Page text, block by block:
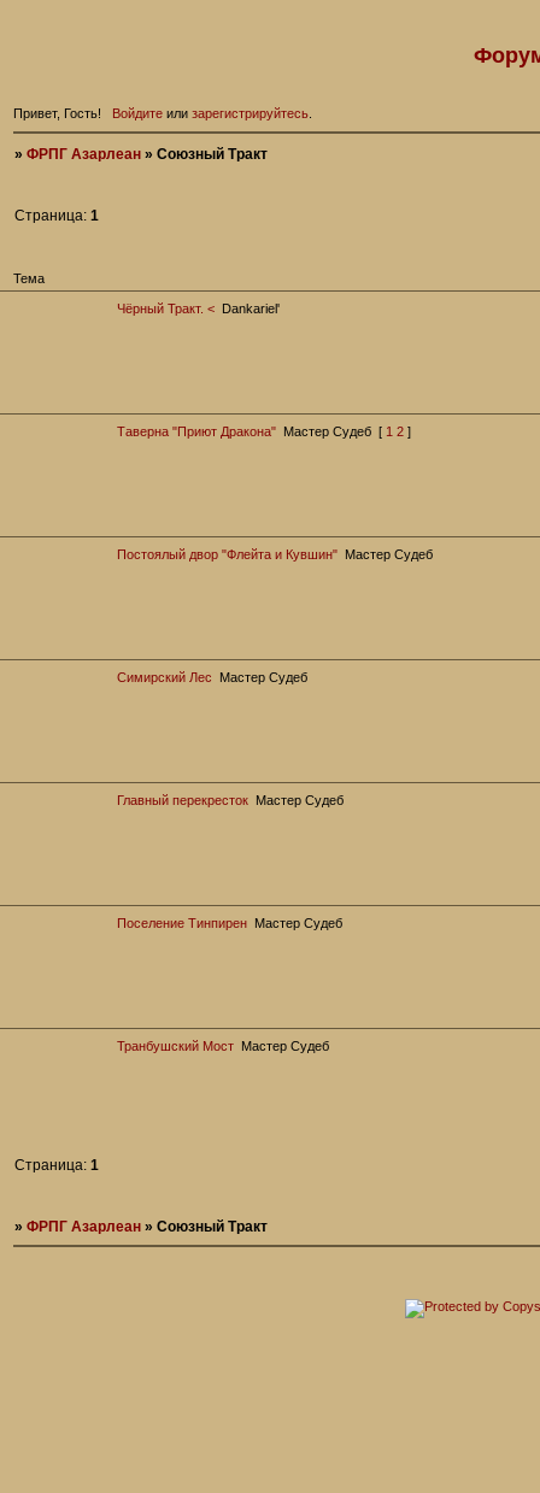
Привет, Гость! Войдитеили зарегистрируйтесь.
»ФРПГ Азарлеан »Союзный Тракт
Страница:1
Тема
Чёрный Тракт. < Dankariel'
Таверна "Приют Дракона" Мастер Судеб [ 1 2 ]
Постоялый двор "Флейта и Кувшин" Мастер Судеб
Симирский Лес Мастер Судеб
Главный перекресток Мастер Судеб
Поселение Тинпирен Мастер Судеб
Транбушский Мост Мастер Судеб
Страница:1
»ФРПГ Азарлеан »Союзный Тракт